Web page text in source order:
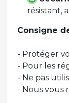
résistant,
Consigne
- Protéger
- Pour les
- Ne pas
- Nous vous